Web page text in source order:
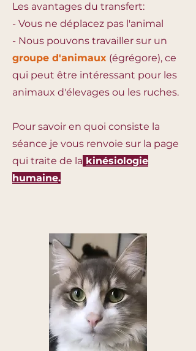
Les avantages du transfert:
- Vous ne déplacez pas l'animal
- Nous pouvons travailler sur un
groupe d'animaux (égrégore), ce
qui peut être intéressant pour les
animaux d'élevages ou les ruches.
Pour savoir en quoi consiste la
séance je vous renvoie sur la page
qui traite de la kinésiologie
humaine.